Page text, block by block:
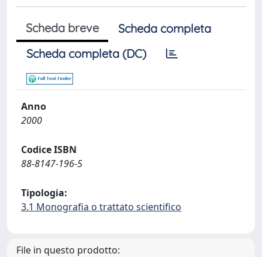
Scheda breve
Scheda completa
Scheda completa (DC)
Anno
2000
Codice ISBN
88-8147-196-5
Tipologia:
3.1 Monografia o trattato scientifico
File in questo prodotto: